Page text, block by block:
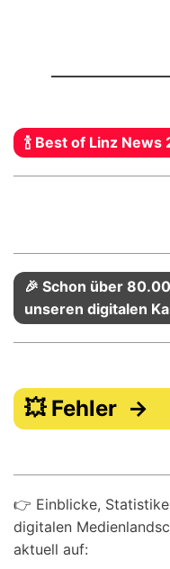
🍾 Best of Linz
🎉 Schon über
unseren digitalen
💥 Fehler →
👉 Einblicke,
digitalen
aktuell auf: